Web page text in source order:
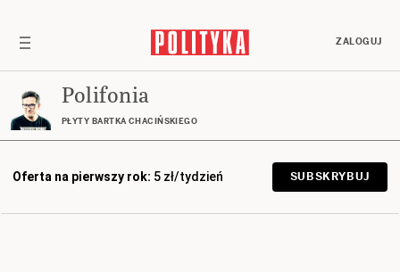
ZALOGUJ
Polifonia
PŁYTY BARTKA CHACIŃSKIEGO
Oferta na pierwszy rok: 5 zł/tydzień SUBSKRYBUJ